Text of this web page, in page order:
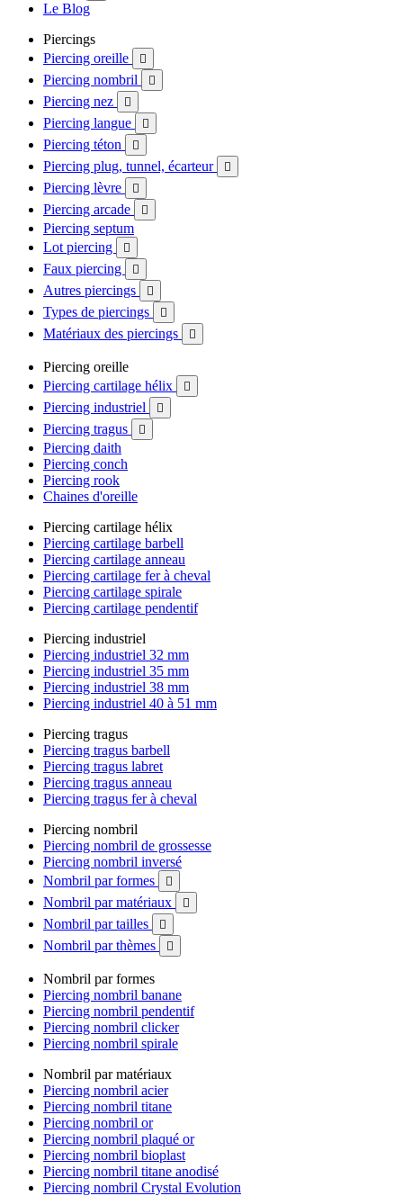
Le Blog
Piercings
Piercing oreille

Piercing nombril 
Piercing nez 
Piercing langue 
Piercing téton 
Piercing plug, tunnel, écarteur 
Piercing lèvre 
Piercing arcade 
Piercing septum
Lot piercing

Faux piercing 
Autres piercings 
Types de piercings 
Matériaux des piercings 
Piercing oreille
Piercing cartilage hélix

Piercing industriel 
Piercing tragus 
Piercing daith
Piercing conch
Piercing rook
Chaines d'oreille
Piercing cartilage hélix
Piercing cartilage barbell
Piercing cartilage anneau
Piercing cartilage fer à cheval
Piercing cartilage spirale
Piercing cartilage pendentif
Piercing industriel
Piercing industriel 32 mm
Piercing industriel 35 mm
Piercing industriel 38 mm
Piercing industriel 40 à 51 mm
Piercing tragus
Piercing tragus barbell
Piercing tragus labret
Piercing tragus anneau
Piercing tragus fer à cheval
Piercing nombril
Piercing nombril de grossesse
Piercing nombril inversé
Nombril par formes

Nombril par matériaux 
Nombril par tailles 
Nombril par thèmes 
Nombril par formes
Piercing nombril banane
Piercing nombril pendentif
Piercing nombril clicker
Piercing nombril spirale
Nombril par matériaux
Piercing nombril acier
Piercing nombril titane
Piercing nombril or
Piercing nombril plaqué or
Piercing nombril bioplast
Piercing nombril titane anodisé
Piercing nombril Crystal Evolution